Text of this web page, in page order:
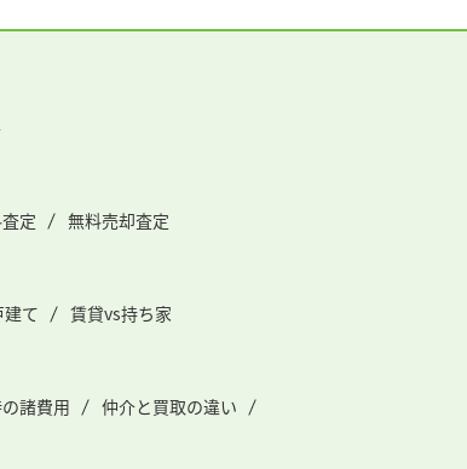
定 無料売却査定
建て 賃貸vs持ち家
諸費用
仲介と買取の違い